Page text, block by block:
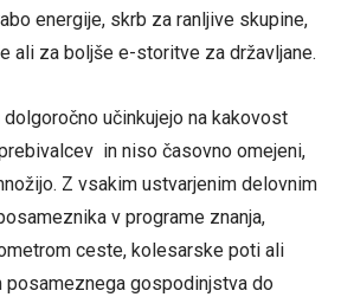
energije, skrb za ranljive skupine,
ali za boljše e-storitve za državljane.
učinkujejo na kakovost
in niso časovno omejeni,
Z vsakim ustvarjenim delovnim
v programe znanja,
ceste, kolesarske poti ali
gospodinjstva do